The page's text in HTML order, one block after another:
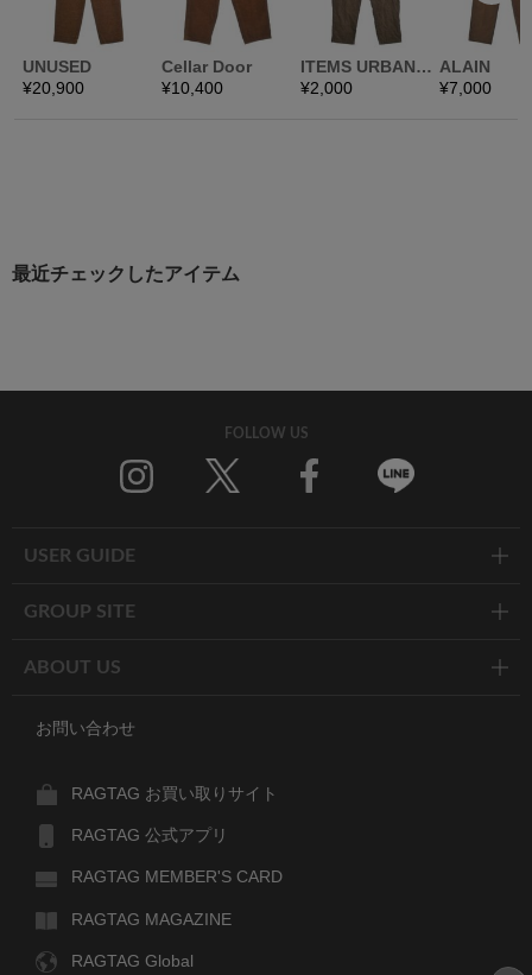
最近チェックしたアイテム
FOLLOW US
USER GUIDE
GROUP SITE
ABOUT US
お問い合わせ
RAGTAG お買い取りサイト
RAGTAG 公式アプリ
RAGTAG MEMBER'S CARD
RAGTAG MAGAZINE
RAGTAG Global